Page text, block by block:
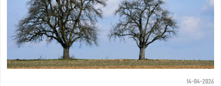
14-04-2026